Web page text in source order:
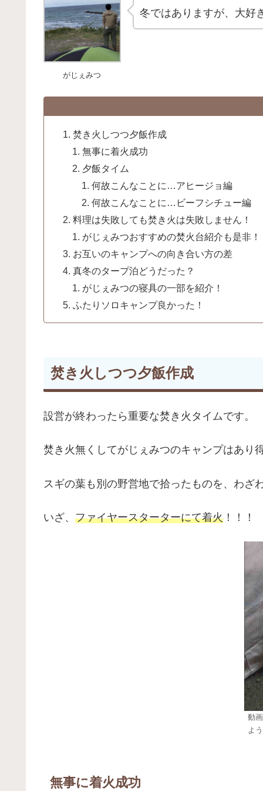
がじぇみつ
冬ではありますが、大好
焚き火しつつ夕飯作成
無事に着火成功
夕飯タイム
何故こんなことに…アヒージョ編
何故こんなことに…ビーフシチュー編
料理は失敗しても焚き火は失敗しません！
がじぇみつおすすめの焚火台紹介も是非！
お互いのキャンプへの向き合い方の差
真冬のタープ泊どうだった？
がじぇみつの寝具の一部を紹介！
ふたりソロキャンプ良かった！
焚き火しつつ夕飯作成
設営が終わったら重要な焚き火タイムです。
焚き火無くしてがじぇみつのキャンプはあり
スギの葉も別の野営地で拾ったものを、わざ
いざ、 ファイヤースターターにて着火 ！！！
動
よ
無事に着火成功